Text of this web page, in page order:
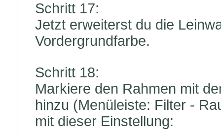
Schritt 17:
Jetzt erweiterst du die
Vordergrundfarbe.
Schritt 18:
Markiere den Rahmen mit
hinzu (Menüleiste: Filter -
mit dieser Einstellung: